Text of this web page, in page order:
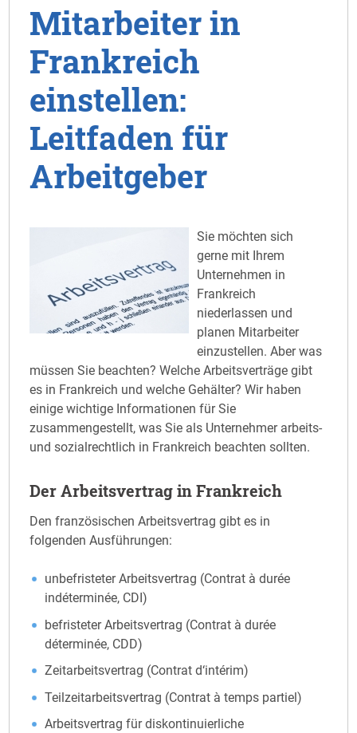
Mitarbeiter in
Frankreich
einstellen:
Leitfaden für
Arbeitgeber
Sie möchten sich
gerne mit Ihrem
Unternehmen in
Frankreich
niederlassen und
planen Mitarbeiter
einzustellen. Aber was
müssen Sie beachten? Welche Arbeitsverträge gibt
es in Frankreich und welche Gehälter? Wir haben
einige wichtige Informationen für Sie
zusammengestellt, was Sie als Unternehmer arbeits-
und sozialrechtlich in Frankreich beachten sollten.
Der Arbeitsvertrag in Frankreich
Den französischen Arbeitsvertrag gibt es in
folgenden Ausführungen:
unbefristeter Arbeitsvertrag (Contrat à durée
indéterminée, CDI)
befristeter Arbeitsvertrag (Contrat à durée
déterminée, CDD)
Zeitarbeitsvertrag (Contrat d‘intérim)
Teilzeitarbeitsvertrag (Contrat à temps partiel)
Arbeitsvertrag für diskontinuierliche